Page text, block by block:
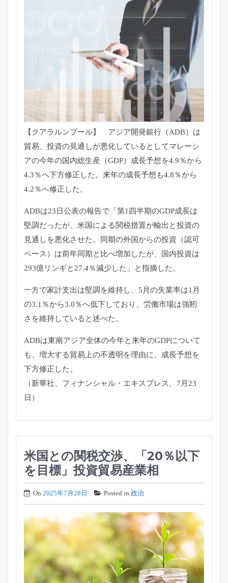
【クアラルンプール】 アジア開発銀行（ADB）は
貿易、 投資の見通しが悪化しているとしてマレーシ
アの今年の国内総生産 （GDP）成長予想を4.9％から
4.3％へ下方修正した。 来年の成長予想も4.8％から
4.2％へ修正した。
ADBは23日公表の報告で「 第1四半期のGDP成長は
堅調だったが、 米国による関税措置が輸出と投資の
見通しを悪化させた。
同期の外国からの投資（認可
ベース） は前年同期と比べ増加したが、国内投資は
293億リンギと27.4％減少した」と指摘した。
一方で家計支出は堅調を維持し、5月の失業率は1月
の3.1％から3.0％へ低下しており、 労働市場は強靭
さを維持していると述べた。
ADBは東南アジア全体の今年と来年のGDPについて
も、 増大する貿易上の不透明を理由に、成長予想を
下方修正した。
（新華社、フィナンシャル・エキスプレス、7月23
日）
米国との関税交渉、「20％以下
を目標」投資貿易産業相
On 2025年7月28日 Posted in 政治